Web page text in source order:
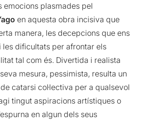
emocions plasmades pel
en aquesta obra incisiva que
manera, les decepcions que ens
dificultats per afrontar els
tal com és. Divertida i realista
mesura, pessimista, resulta un
catarsi col·lectiva per a qualsevol
tingut aspiracions artístiques o
en algun dels seus